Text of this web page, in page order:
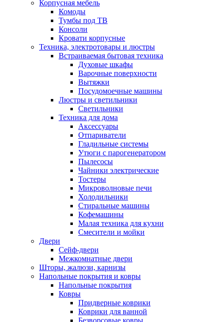
Корпусная мебель
Комоды
Тумбы под ТВ
Консоли
Кровати корпусные
Техника, электротовары и люстры
Встраиваемая бытовая техника
Духовые шкафы
Варочные поверхности
Вытяжки
Посудомоечные машины
Люстры и светильники
Светильники
Техника для дома
Аксессуары
Отпариватели
Гладильные системы
Утюги с парогенератором
Пылесосы
Чайники электрические
Тостеры
Микроволновые печи
Холодильники
Стиральные машины
Кофемашины
Малая техника для кухни
Смесители и мойки
Двери
Сейф-двери
Межкомнатные двери
Шторы, жалюзи, карнизы
Напольные покрытия и ковры
Напольные покрытия
Ковры
Придверные коврики
Коврики для ванной
Безворсовые ковры